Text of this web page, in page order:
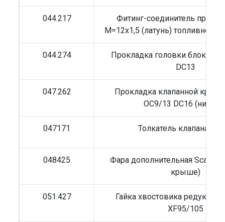
044.217
Фитинг-соединитель
M=12x1,5 (латунь) топливной
044.274
Прокладка головки блока
DC13
047.262
Прокладка клапанной
OC9/13 DC16
047171 Толкатель клапана
048425
Фара дополнительная Scania
крыше)
051.427
Гайка хвостовика
XF95/105